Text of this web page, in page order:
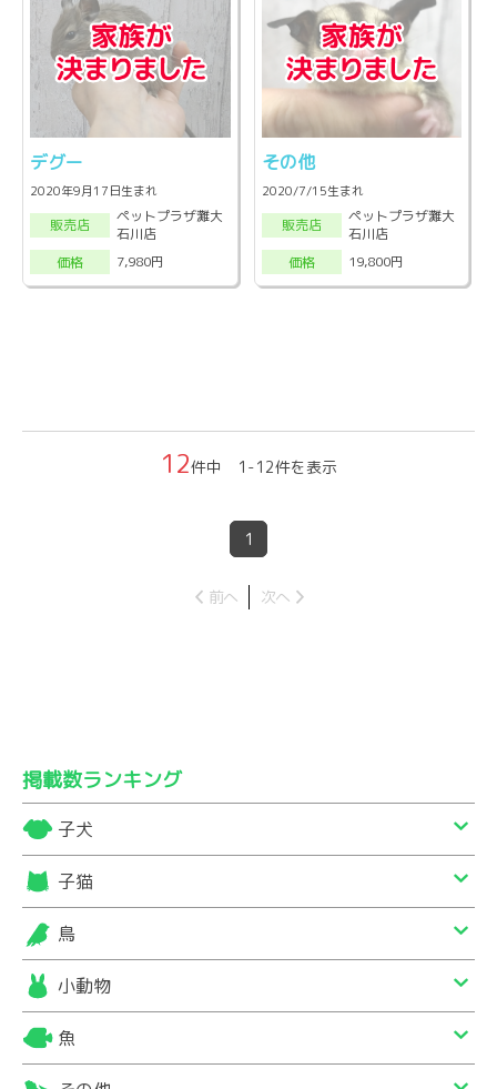
デグー
2020年9月17日生まれ
販売店
ペットプラザ灘大
石川店
価格
7,980円
その他
2020/7/15生まれ
販売店
ペットプラザ灘大
石川店
価格
19,800円
12件中 1-12件を表示
1
前へ 次へ
掲載数ランキング
子犬
子猫
鳥
小動物
魚